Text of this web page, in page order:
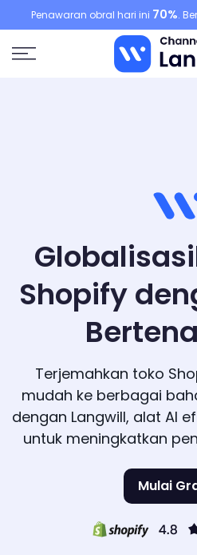
Langsung
ke
konten
Penawaran obral hari ini 70%.
Shopify
Terjemahkan toko
mudah ke berbagai
dengan Langwill, alat AI
untuk meningkatkan
Mulai